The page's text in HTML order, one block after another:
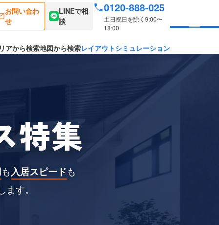
お問い合わ
せ
LINEで相
談
0120-888-025
土日祝日を除く9:00〜
18:00
アから検索地図から検索レイアウトシミュレーション
特集
も入居スピードも
す。